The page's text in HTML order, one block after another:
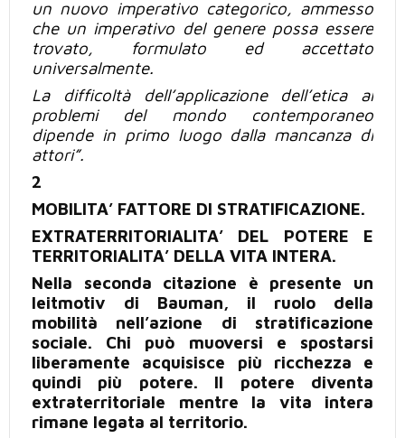
un nuovo imperativo categorico, ammesso
che un imperativo del genere possa essere
trovato, formulato ed accettato
universalmente.
La difficoltà dell’applicazione dell’etica ai
problemi del mondo contemporaneo
dipende in primo luogo dalla mancanza di
attori”.
2
MOBILITA’ FATTORE DI STRATIFICAZIONE.
EXTRATERRITORIALITA’ DEL POTERE E
TERRITORIALITA’ DELLA VITA INTERA.
Nella seconda citazione è presente un
leitmotiv di Bauman, il ruolo della
mobilità nell’azione di stratificazione
sociale. Chi può muoversi e spostarsi
liberamente acquisisce più ricchezza e
quindi più potere. Il potere diventa
extraterritoriale mentre la vita intera
rimane legata al territorio.